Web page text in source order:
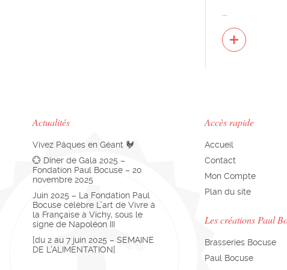
Actualités
Vivez Pâques en Géant 🐓
💮 Dîner de Gala 2025 –
Fondation Paul Bocuse – 20
novembre 2025
Juin 2025 – La Fondation Paul
Bocuse célèbre L’art de Vivre à
la Française à Vichy, sous le
signe de Napoléon III
[du 2 au 7 juin 2025 – SEMAINE
DE L’ALIMENTATION]
Accès rapide
Accueil
Contact
Mon Compte
Plan du site
Les créations Paul
Brasseries Bocuse
Paul Bocuse